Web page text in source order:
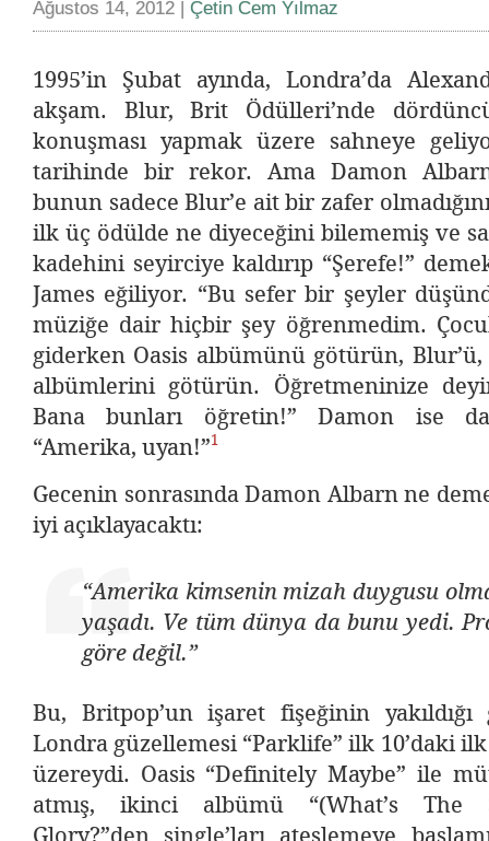
Ağustos 14, 2012 | Çetin Cem Yılmaz
1995’in Şubat ayında, Londra’da
akşam. Blur, Brit Ödülleri’nde
konuşması yapmak üzere sahneye
tarihinde bir rekor. Ama Damon
bunun sadece Blur’e ait bir zafer
ilk üç ödülde ne diyeceğini bilememiş ve
kadehini seyirciye kaldırıp “Şerefe!”
James eğiliyor. “Bu sefer bir şeyler
müziğe dair hiçbir şey öğrenmedim.
giderken Oasis albümünü götürün, Blur’ü,
albümlerini götürün. Öğretmeninize
Bana bunları öğretin!” Damon ise
“Amerika, uyan!”1
Gecenin sonrasında Damon Albarn ne
iyi açıklayacaktı:
“Amerika kimsenin mizah duygusu
yaşadı. Ve tüm dünya da bunu yedi.
göre değil.”
Bu, Britpop’un işaret fişeğinin yakıldığı
Londra güzellemesi “Parklife” ilk 10’daki ilk
üzereydi. Oasis “Definitely Maybe” ile
atmış, ikinci albümü “(What’s The
Glory?”den single’ları ateşlemeye